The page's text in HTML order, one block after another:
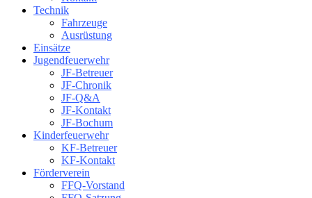
Technik
Fahrzeuge
Ausrüstung
Einsätze
Jugendfeuerwehr
JF-Betreuer
JF-Chronik
JF-Q&A
JF-Kontakt
JF-Bochum
Kinderfeuerwehr
KF-Betreuer
KF-Kontakt
Förderverein
FFQ-Vorstand